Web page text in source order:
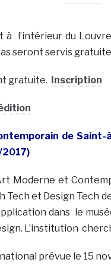
à l’intérieur du
seront servis
gratuite. Inscription
de
Moderne et
et Design Tech
dans le
L’institution
prévue le 15